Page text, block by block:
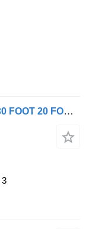
Turbos Hoet TURBO,S N/A 40 FOOT 30 FOOT 20 FOOT. EXTENDIBLE /ADR/BPW DISC
3